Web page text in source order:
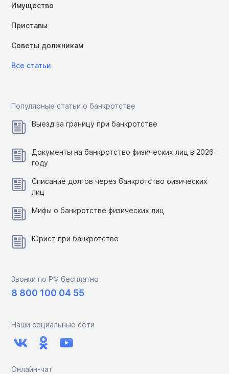
Имущество
Приставы
Советы должникам
Все статьи
Популярные статьи о банкротстве
Выезд за границу при банкротстве
Документы на банкротство физических лиц в 2026
году
Списание долгов через банкротство физических
лиц
Мифы о банкротстве физических лиц
Юрист при банкротстве
Звонки по РФ бесплатно
8 800 100 04 55
Наши социальные сети
Онлайн-чат